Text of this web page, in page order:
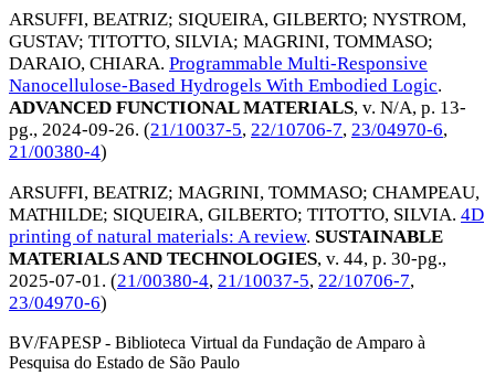
ARSUFFI, BEATRIZ; SIQUEIRA, GILBERTO; NYSTROM,
GUSTAV; TITOTTO, SILVIA; MAGRINI, TOMMASO;
DARAIO, CHIARA. Programmable Multi-Responsive
Nanocellulose-Based Hydrogels With Embodied Logic.
ADVANCED FUNCTIONAL MATERIALS, v. N/A, p. 13-
pg., 2024-09-26. (21/10037-5, 22/10706-7, 23/04970-6,
21/00380-4)
ARSUFFI, BEATRIZ; MAGRINI, TOMMASO; CHAMPEAU,
MATHILDE; SIQUEIRA, GILBERTO; TITOTTO, SILVIA. 4D
printing of natural materials: A review. SUSTAINABLE
MATERIALS AND TECHNOLOGIES, v. 44, p. 30-pg.,
2025-07-01. (21/00380-4, 21/10037-5, 22/10706-7,
23/04970-6)
BV/FAPESP - Biblioteca Virtual da Fundação de Amparo à
Pesquisa do Estado de São Paulo